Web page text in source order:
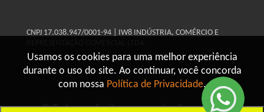
Usamos os cookies para uma melhor experiência
durante o uso do site. Ao continuar, você concorda
com nossa Política de Privacidade.
CNPJ 17.038.947/0001-94 | IW8 INDÚSTRIA, COMÉRCIO E
© Todos os direitos reservados Grupo IW8